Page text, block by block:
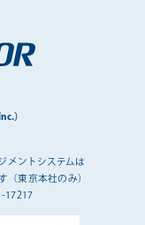
）
メントシステムは
（東京本社のみ）
17217